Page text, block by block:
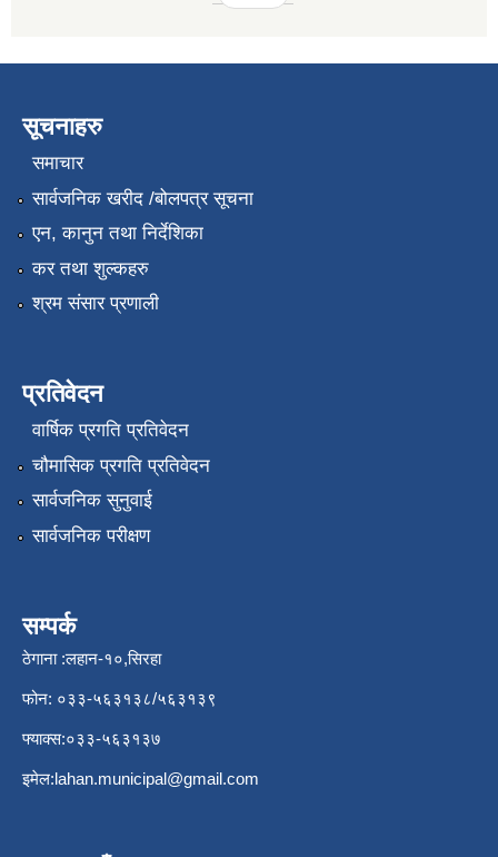
सूचनाहरु
समाचार
सार्वजनिक खरीद /बोलपत्र सूचना
एन, कानुन तथा निर्देशिका
कर तथा शुल्कहरु
श्रम संसार प्रणाली
प्रतिवेदन
वार्षिक प्रगति प्रतिवेदन
चौमासिक प्रगति प्रतिवेदन
सार्वजनिक सुनुवाई
सार्वजनिक परीक्षण
सम्पर्क
ठेगाना :लहान-१०,सिरहा
फोन: ०३३-५६३१३८/५६३१३९
फ्याक्स:०३३-५६३१३७
इमेल:lahan.municipal@gmail.com